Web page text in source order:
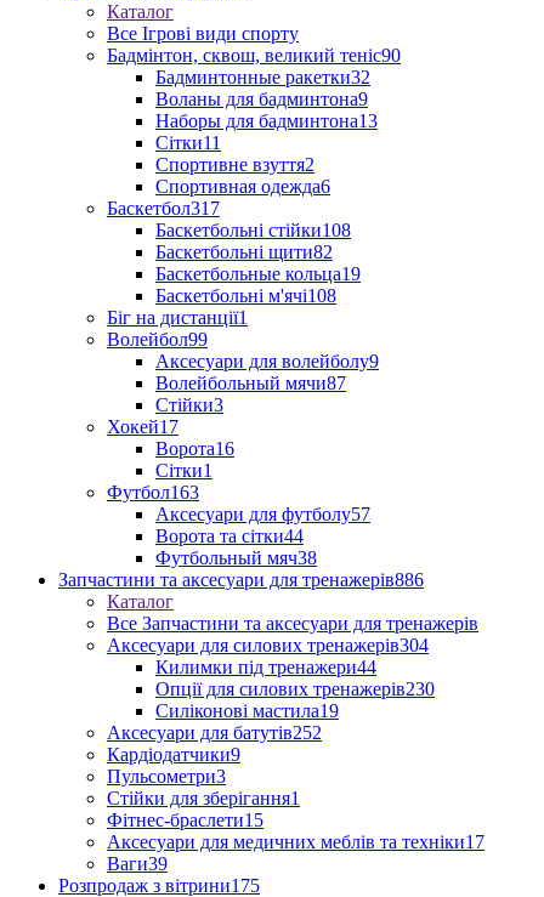
Каталог
Все Ігрові види спорту
Бадмінтон, сквош, великий теніс90
Бадминтонные ракетки32
Воланы для бадминтона9
Наборы для бадминтона13
Сітки11
Спортивне взуття2
Спортивная одежда6
Баскетбол317
Баскетбольні стійки108
Баскетбольні щити82
Баскетбольные кольца19
Баскетбольні м'ячі108
Біг на дистанції1
Волейбол99
Аксесуари для волейболу9
Волейбольный мячи87
Стійки3
Хокей17
Ворота16
Сітки1
Футбол163
Аксесуари для футболу57
Ворота та сітки44
Футбольный мяч38
Запчастини та аксесуари для тренажерів886
Каталог
Все Запчастини та аксесуари для тренажерів
Аксесуари для силових тренажерів304
Килимки під тренажери44
Опції для силових тренажерів230
Силіконові мастила19
Аксесуари для батутів252
Кардіодатчики9
Пульсометри3
Стійки для зберігання1
Фітнес-браслети15
Аксесуари для медичних меблів та техніки17
Ваги39
Розпродаж з вітрини175